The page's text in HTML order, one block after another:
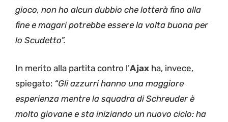
gioco, non ho alcun dubbio che lotterà fino alla
fine e magari potrebbe essere la volta buona per
lo Scudetto”.
In merito alla partita contro l’Ajax ha, invece,
spiegato: “Gli azzurri hanno una maggiore
esperienza mentre la squadra di Schreuder è
molto giovane e sta iniziando un nuovo ciclo: ha